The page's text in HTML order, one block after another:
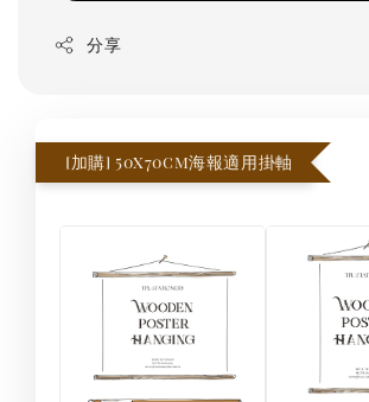
分享
[加購] 50x70cm海報適用掛軸